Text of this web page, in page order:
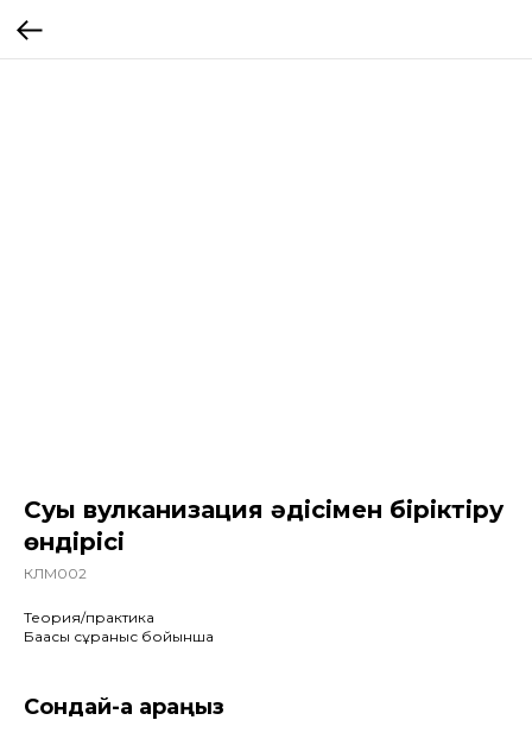
Суық вулканизация әдісімен біріктіру
өндірісі
КЛМ002
Теория/практика
Бағасы сұраныс бойынша
Сондай-ақ қараңыз